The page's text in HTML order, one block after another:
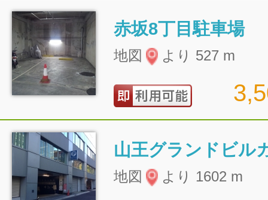
赤坂8丁目駐車場
地図 より 527 m
山王グランドビル
地図 より 1602 m